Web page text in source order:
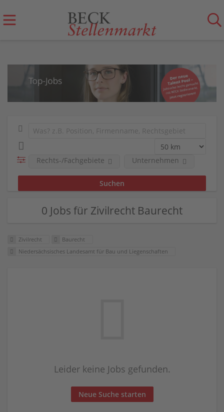
Rechts-/Fachgebiete Unternehmen
0 Jobs für Zivilrecht Baurecht
Zivilrecht
Baurecht
Niedersächsisches Landesamt für Bau und Liegenschaften
Leider keine Jobs gefunden.
Neue Suche starten